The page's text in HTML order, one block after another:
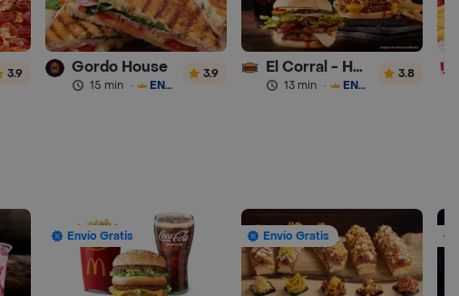
3.9 Gordo House
15 min · ENVÍO GRATIS
3.9 El Corral - Hamburguesa
13 min · ENVÍO GRATIS
3.8
Envío Gratis Envío Gratis